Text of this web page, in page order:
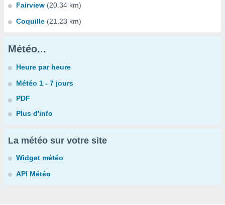
Fairview (20.34 km)
Coquille (21.23 km)
Météo...
Heure par heure
Météo 1 - 7 jours
PDF
Plus d'info
La météo sur votre site
Widget météo
API Météo